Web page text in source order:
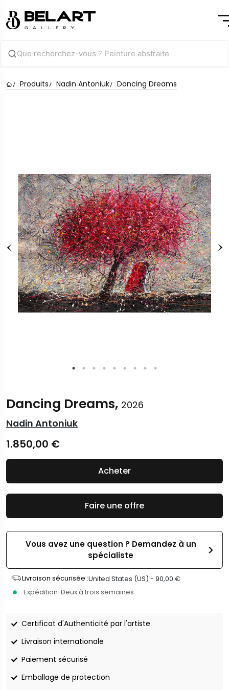
Produits Nadin Antoniuk Dancing Dreams
Dancing Dreams, 2026
Nadin Antoniuk
1.850,00 €
Faire une offre
Vous avez une question ? Demandez à un
spécialiste
Livraison sécurisée :United States (US) - 90,00 €
Expédition :Deux à trois semaines
Certificat d'Authenticité par l'artiste
Livraison internationale
Paiement sécurisé
Emballage de protection
Acheter